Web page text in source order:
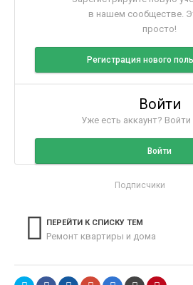
в нашем сообществе.
просто!
Регистрация нового
Войти
Уже есть аккаунт? Войти
Войти
Подписчики
ПЕРЕЙТИ К СПИСКУ ТЕМ
Ремонт квартиры и дома